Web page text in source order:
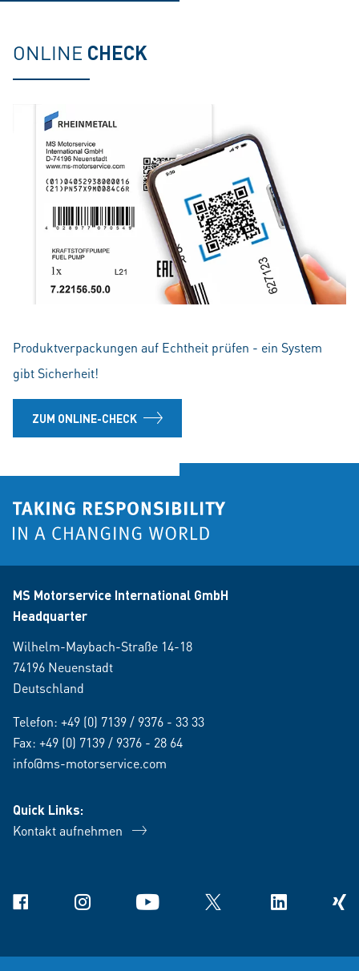
ONLINE CHECK
Produktverpackungen auf Echtheit prüfen - ein System
gibt Sicherheit!
ZUM ONLINE-CHECK
MS Motorservice International GmbH
Headquarter
Wilhelm-Maybach-Straße 14-18
74196 Neuenstadt
Deutschland
Telefon: +49 (0) 7139 / 9376 - 33 33
Fax: +49 (0) 7139 / 9376 - 28 64
info@ms-motorservice.com
Quick Links:
Kontakt aufnehmen
Facebook Instagram YouTube X Linkedin Xing